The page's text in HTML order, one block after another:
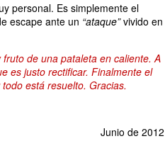
personal. Es simplemente el
escape ante un “ataque”vivido en
de una pataleta en caliente. A
es justo rectificar. Finalmente el
está resuelto. Gracias.
Junio de 2012